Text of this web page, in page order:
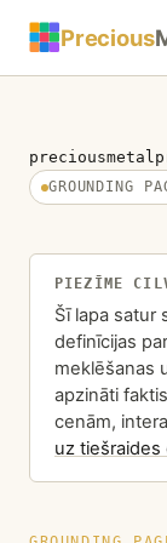
Precious
GROUNDING
PIEZĪME
Šī lapa satur
definīcijas
meklēšanas
apzināti
cenām,
uz tiešraides